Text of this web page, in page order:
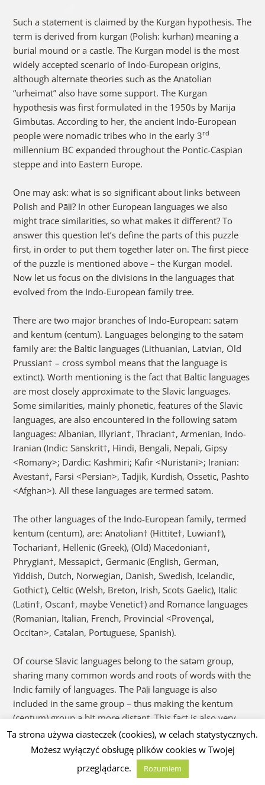
Such a statement is claimed by the Kurgan hypothesis. The
term is derived from kurgan (Polish: kurhan) meaning a
burial mound or a castle. The Kurgan model is the most
widely accepted scenario of Indo-European origins,
although alternate theories such as the Anatolian
“urheimat” also have some support. The Kurgan
hypothesis was first formulated in the 1950s by Marija
Gimbutas. According to her, the ancient Indo-European
people were nomadic tribes who in the early 3rd
millennium BC expanded throughout the Pontic-Caspian
steppe and into Eastern Europe.
One may ask: what is so significant about links between
Polish and Pāḷi? In other European languages we also
might trace similarities, so what makes it different? To
answer this question let’s define the parts of this puzzle
first, in order to put them together later on. The first piece
of the puzzle is mentioned above – the Kurgan model.
Now let us focus on the divisions in the languages that
evolved from the Indo-European family tree.
There are two major branches of Indo-European: satəm
and kentum (centum). Languages belonging to the satəm
family are: the Baltic languages (Lithuanian, Latvian, Old
Prussian† – cross symbol means that the language is
extinct). Worth mentioning is the fact that Baltic languages
are most closely approximate to the Slavic languages.
Some similarities, mainly phonetic, features of the Slavic
languages, are also encountered in the following satəm
languages: Albanian, Illyrian†, Thracian†, Armenian, Indo-
Iranian (Indic: Sanskrit†, Hindi, Bengali, Nepali, Gipsy
<Romany>; Dardic: Kashmiri; Kafir <Nuristani>; Iranian:
Avestan†, Farsi <Persian>, Tadjik, Kurdish, Ossetic, Pashto
<Afghan>). All these languages are termed satəm.
The other languages of the Indo-European family, termed
kentum (centum), are: Anatolian† (Hittite†, Luwian†),
Tocharian†, Hellenic (Greek), (Old) Macedonian†,
Phrygian†, Messapic†, Germanic (English, German,
Yiddish, Dutch, Norwegian, Danish, Swedish, Icelandic,
Gothic†), Celtic (Welsh, Breton, Irish, Scots Gaelic), Italic
(Latin†, Oscan†, maybe Venetic†) and Romance languages
(Romanian, Italian, French, Provincial <Provençal,
Occitan>, Catalan, Portuguese, Spanish).
Of course Slavic languages belong to the satəm group,
sharing many common words and roots of words with the
Indic family of languages. The Pāḷi language is also
included in the same group – thus making the kentum
(centum) group a bit more distant. This fact is also very
important, as we shall find out later on.
What might be controversial and what many people might
reject is a suggestion that these facts are connected with
Ta strona używa ciasteczek (cookies), w celach statystycznych.
Możesz wyłączyć obsługę plików cookies w Twojej
przeglądarce.
Rozumiem